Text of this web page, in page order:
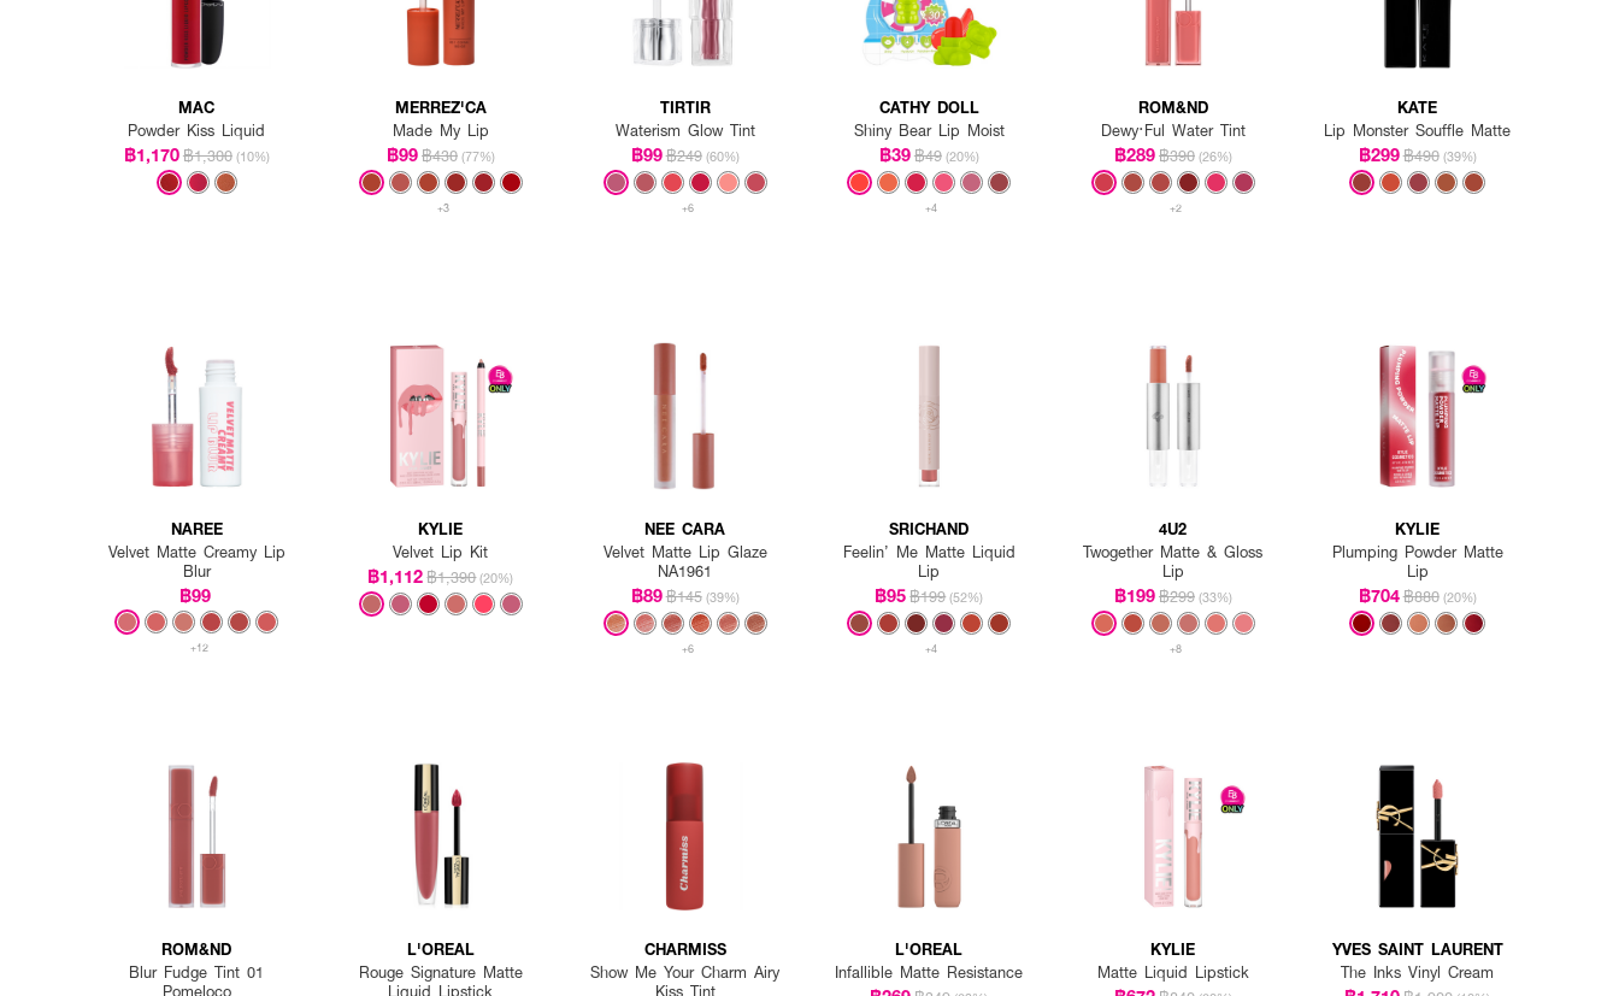
MAC
Powder Kiss Liquid
฿1,170฿1,300 (10%)
MERREZ'CA
Made My Lip
฿99฿430 (77%)
+3
TIRTIR
Waterism Glow Tint
฿99฿249 (60%)
+6
CATHY DOLL
Shiny Bear Lip Moist
฿39฿49 (20%)
+4
ROM&ND
Dewy·Ful Water Tint
฿289฿390 (26%)
+2
KATE
Lip Monster Souffle Matte
฿299฿490 (39%)
NAREE
Velvet Matte Creamy Lip
Blur
฿99
+12
KYLIE
Velvet Lip Kit
฿1,112฿1,390 (20%)
NEE CARA
Velvet Matte Lip Glaze
NA1961
฿89฿145 (39%)
+6
SRICHAND
Feelin’ Me Matte Liquid
Lip
฿95฿199 (52%)
+4
4U2
Twogether Matte & Gloss
Lip
฿199฿299 (33%)
+8
KYLIE
Plumping Powder Matte
Lip
฿704฿880 (20%)
ROM&ND
Blur Fudge Tint 01
Pomeloco
L'OREAL
Rouge Signature Matte
Liquid Lipstick
CHARMISS
Show Me Your Charm Airy
Kiss Tint
L'OREAL
Infallible Matte Resistance
KYLIE
Matte Liquid Lipstick
YVES SAINT LAURENT
The Inks Vinyl Cream